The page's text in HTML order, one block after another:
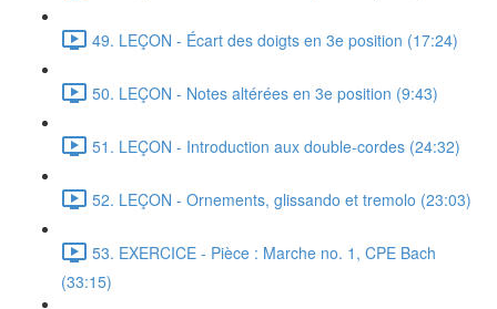
49. LEÇON - Écart des doigts en 3e position (17:24)
50. LEÇON - Notes altérées en 3e position (9:43)
51. LEÇON - Introduction aux double-cordes (24:32)
52. LEÇON - Ornements, glissando et tremolo (23:03)
53. EXERCICE - Pièce : Marche no. 1, CPE Bach
(33:15)